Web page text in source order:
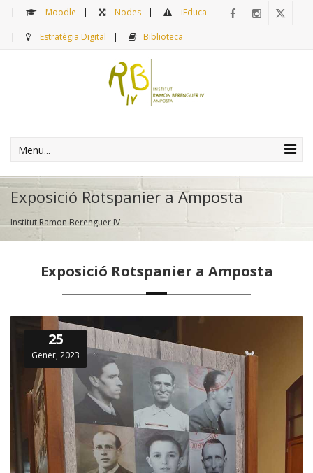
Moodle Nodes iEduca
Estratègia Digital Biblioteca
Menu...
Exposició Rotspanier a Amposta
Institut Ramon Berenguer IV
Exposició Rotspanier a Amposta
25
Gener, 2023